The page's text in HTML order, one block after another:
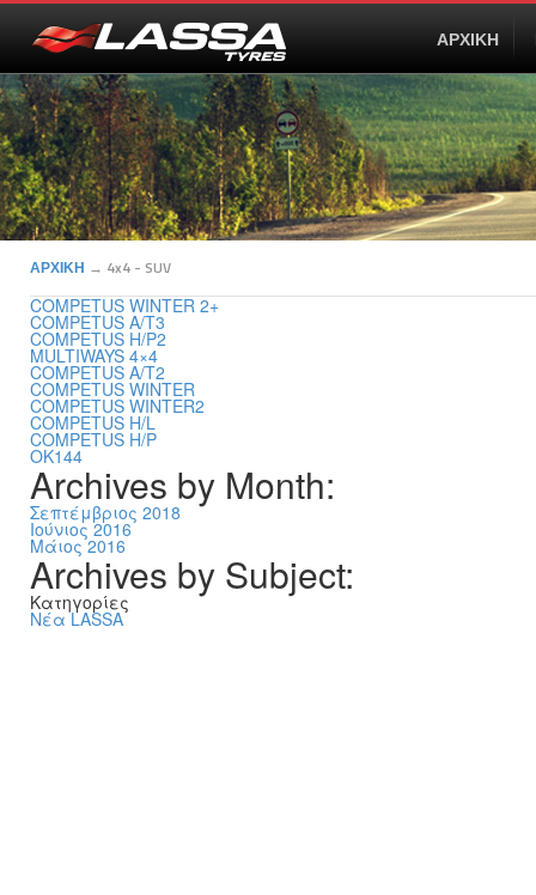
ΑΡΧΙΚΗ
ΑΡΧΙΚΗ → 4x4 - SUV
COMPETUS WINTER 2+
COMPETUS A/T3
COMPETUS H/P2
MULTIWAYS 4×4
COMPETUS A/T2
COMPETUS WINTER
COMPETUS WINTER2
COMPETUS H/L
COMPETUS H/P
OK144
Archives by Month:
Σεπτέμβριος 2018
Ιούνιος 2016
Μάιος 2016
Archives by Subject:
Kατηγορίες
Νέα LASSA